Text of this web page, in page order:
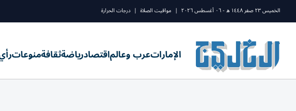
الخميس ٢٣ صفر ١٤٤٨ ه - ٠٦ أغسطس ٢٠٢٦ | مواقيت الصلاة | درجات الحرارة
الإماراتعرب وعالماقتصادرياضةثقافةمنوعات